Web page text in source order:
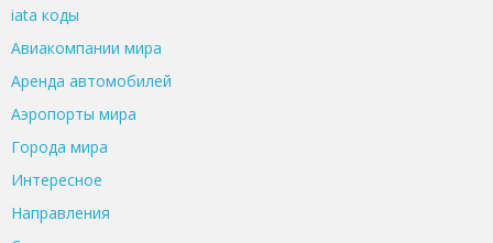
iata коды
Авиакомпании мира
Аренда автомобилей
Аэропорты мира
Города мира
Интересное
Направления